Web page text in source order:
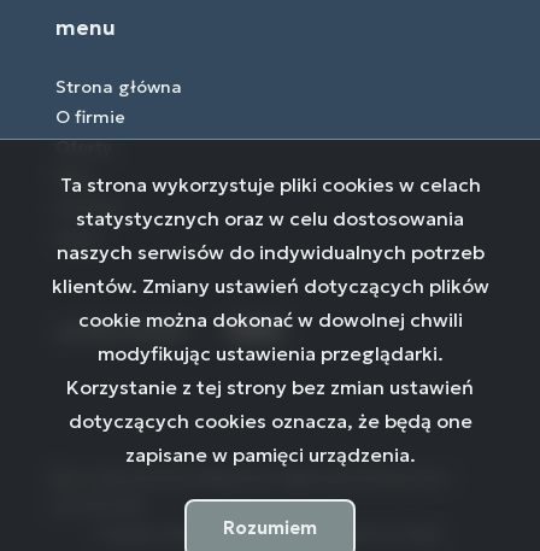
menu
Strona główna
O firmie
Oferty
Blog
Kontakt
social media Facebook
Facebook
Facebook
Program dla biur nieruchomości
Ta strona wykorzystuje pliki cookies w celach
statystycznych oraz w celu dostosowania
naszych serwisów do indywidualnych potrzeb
klientów. Zmiany ustawień dotyczących plików
cookie można dokonać w dowolnej chwili
modyfikując ustawienia przeglądarki.
Korzystanie z tej strony bez zmian ustawień
dotyczących cookies oznacza, że będą one
zapisane w pamięci urządzenia.
Rozumiem